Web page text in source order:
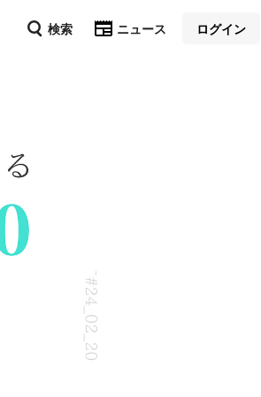
検索 ニュース ログイン